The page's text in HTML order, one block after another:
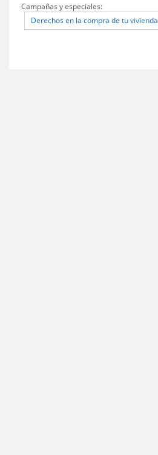
Campañas y especiales:
Derechos en la compra de tu vivienda